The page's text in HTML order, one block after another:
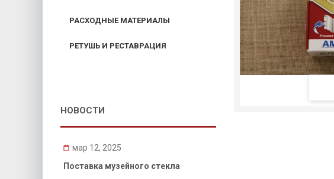
РАСХОДНЫЕ МАТЕРИАЛЫ
РЕТУШЬ И РЕСТАВРАЦИЯ
НОВОСТИ
мар 12, 2025
Поставка музейного стекла